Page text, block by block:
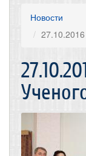
Новости
27.10.2016